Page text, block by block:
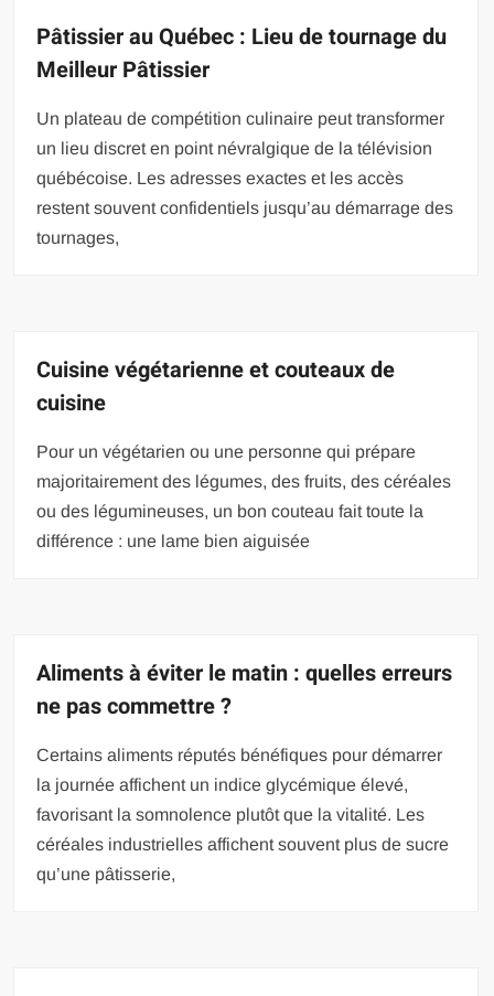
Pâtissier au Québec : Lieu de tournage du
Meilleur Pâtissier
Un plateau de compétition culinaire peut transformer
un lieu discret en point névralgique de la télévision
québécoise. Les adresses exactes et les accès
restent souvent confidentiels jusqu’au démarrage des
tournages,
Cuisine végétarienne et couteaux de
cuisine
Pour un végétarien ou une personne qui prépare
majoritairement des légumes, des fruits, des céréales
ou des légumineuses, un bon couteau fait toute la
différence : une lame bien aiguisée
Aliments à éviter le matin : quelles erreurs
ne pas commettre ?
Certains aliments réputés bénéfiques pour démarrer
la journée affichent un indice glycémique élevé,
favorisant la somnolence plutôt que la vitalité. Les
céréales industrielles affichent souvent plus de sucre
qu’une pâtisserie,